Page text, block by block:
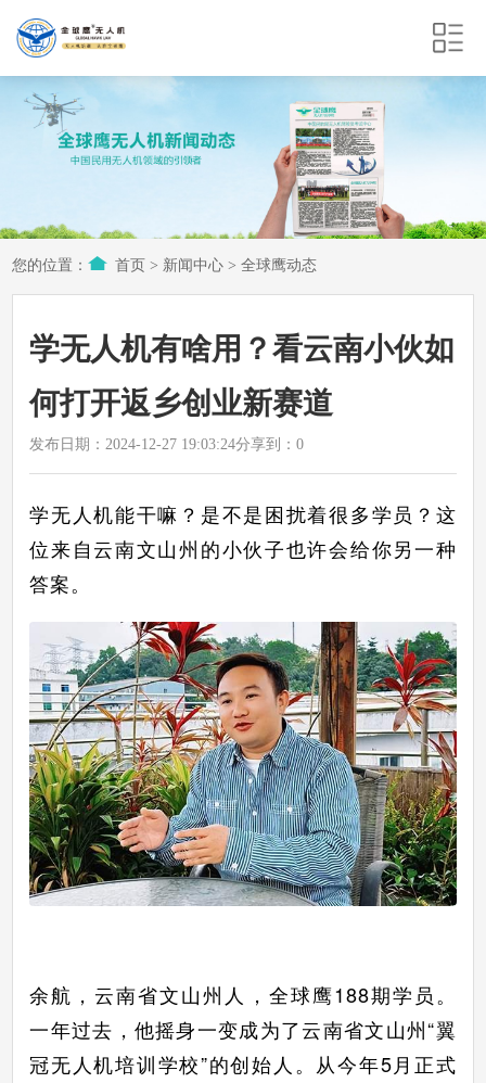
您的位置： 首页 > 新闻中心 >全球鹰动态
学无人机有啥用？看云南小伙如
何打开返乡创业新赛道
发布日期：2024-12-27 19:03:24分享到：0
学无人机能干嘛？是不是困扰着很多学员？这
位来自云南文山州的小伙子也许会给你另一种
答案。
余航，云南省文山州人，全球鹰188期学员。
一年过去，他摇身一变成为了云南省文山州“翼
冠无人机培训学校”的创始人。从今年5月正式